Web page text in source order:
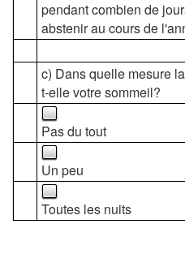
pendant combien de
abstenir au cours de
c) Dans quelle mesure
t-elle votre sommeil?
Pas du tout
Un peu
Toutes les nuits